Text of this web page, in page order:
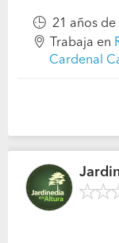
21 años
Trabaja en
Cardenal